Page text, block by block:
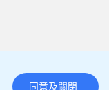
同意及關閉